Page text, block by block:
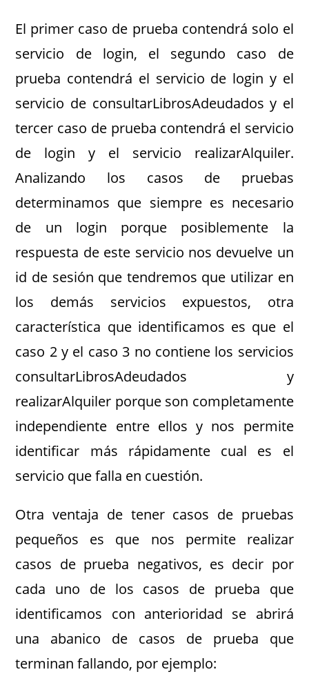
El primer caso de prueba contendrá solo el
servicio de login, el segundo caso de
prueba contendrá el servicio de login y el
servicio de consultarLibrosAdeudados y el
tercer caso de prueba contendrá el servicio
de login y el servicio realizarAlquiler.
Analizando los casos de pruebas
determinamos que siempre es necesario
de un login porque posiblemente la
respuesta de este servicio nos devuelve un
id de sesión que tendremos que utilizar en
los demás servicios expuestos, otra
característica que identificamos es que el
caso 2 y el caso 3 no contiene los servicios
consultarLibrosAdeudados y
realizarAlquiler porque son completamente
independiente entre ellos y nos permite
identificar más rápidamente cual es el
servicio que falla en cuestión.
Otra ventaja de tener casos de pruebas
pequeños es que nos permite realizar
casos de prueba negativos, es decir por
cada uno de los casos de prueba que
identificamos con anterioridad se abrirá
una abanico de casos de prueba que
terminan fallando, por ejemplo: